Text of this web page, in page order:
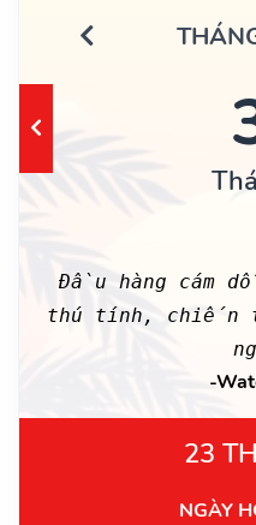
Đầu hàng cám
thú tính, chiến
-
23
NGÀY